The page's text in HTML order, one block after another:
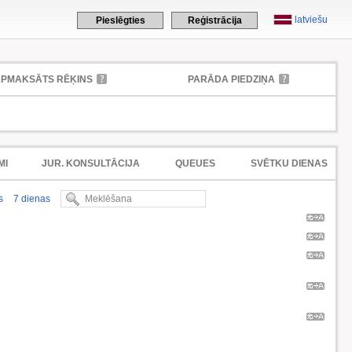
latviešu
Pieslēgties Reģistrācija
RĒĶINS PARĀDA PIEDZIŅA
JUR. KONSULTĀCIJA QUEUES SVĒTKU DIENAS
7 dienas